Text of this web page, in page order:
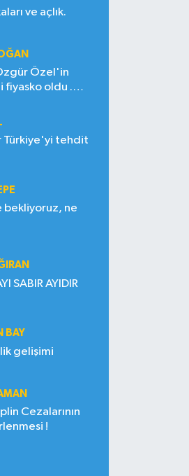
ve açlık.
Özel'in
fiyasko oldu .
Türkiye'yi tehdit
bekliyoruz, ne
SABIR AYIDIR
BAY
gelişimi
Cezalarının
!